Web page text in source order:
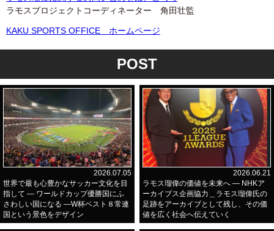
ラモスプロジェクトコーディネーター 角田壮監
KAKU SPORTS OFFICE ホームページ
POST
2026.07.05
世界で最も心豊かなサッカー文化を目
指して ― ワールドカップ優勝国にふ
さわしい国になる ―W杯ベスト８常連
国という景色をデザイン
2026.06.21
ラモス瑠偉の価値を未来へ ― NHKア
ーカイブス企画協力＿ラモス瑠偉氏の
足跡をアーカイブとして残し、その価
値を広く社会へ伝えていく